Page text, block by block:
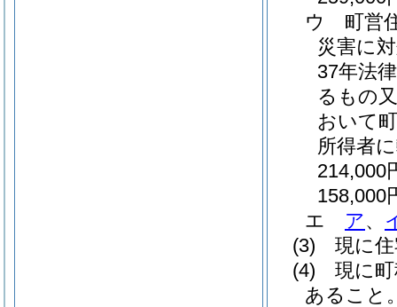
ウ
町営
災害に
37年法
るもの
おいて
所得者
214,000
158,000
エ
ア、
(3)
現に
(4)
現に
あること